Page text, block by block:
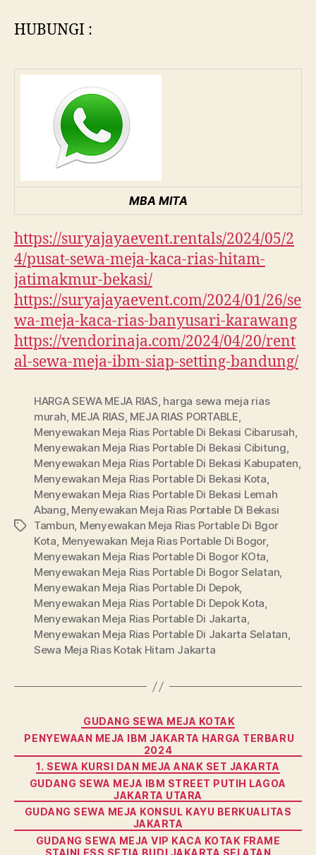
HUBUNGI :
MBA MITA
https://suryajayaevent.rentals/2024/05/2
4/pusat-sewa-meja-kaca-rias-hitam-
jatimakmur-bekasi/
https://suryajayaevent.com/2024/01/26/se
wa-meja-kaca-rias-banyusari-karawang
https://vendorinaja.com/2024/04/20/rent
al-sewa-meja-ibm-siap-setting-bandung/
Tags
HARGA SEWA MEJA RIAS, harga sewa meja rias
murah, MEJA RIAS, MEJA RIAS PORTABLE,
Menyewakan Meja Rias Portable Di Bekasi Cibarusah,
Menyewakan Meja Rias Portable Di Bekasi Cibitung,
Menyewakan Meja Rias Portable Di Bekasi Kabupaten,
Menyewakan Meja Rias Portable Di Bekasi Kota,
Menyewakan Meja Rias Portable Di Bekasi Lemah
Abang, Menyewakan Meja Rias Portable Di Bekasi
Tambun, Menyewakan Meja Rias Portable Di Bgor
Kota, Menyewakan Meja Rias Portable Di Bogor,
Menyewakan Meja Rias Portable Di Bogor KOta,
Menyewakan Meja Rias Portable Di Bogor Selatan,
Menyewakan Meja Rias Portable Di Depok,
Menyewakan Meja Rias Portable Di Depok Kota,
Menyewakan Meja Rias Portable Di Jakarta,
Menyewakan Meja Rias Portable Di Jakarta Selatan,
Sewa Meja Rias Kotak Hitam Jakarta
Categories
GUDANG SEWA MEJA KOTAK
PENYEWAAN MEJA IBM JAKARTA HARGA TERBARU
2024
1. SEWA KURSI DAN MEJA ANAK SET JAKARTA
GUDANG SEWA MEJA IBM STREET PUTIH LAGOA
JAKARTA UTARA
GUDANG SEWA MEJA KONSUL KAYU BERKUALITAS
JAKARTA
GUDANG SEWA MEJA VIP KACA KOTAK FRAME
STAINLESS SETIA BUDI JAKARTA SELATAN